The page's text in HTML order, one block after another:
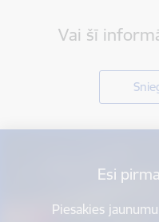
Vai šī
Esi
Piesakies